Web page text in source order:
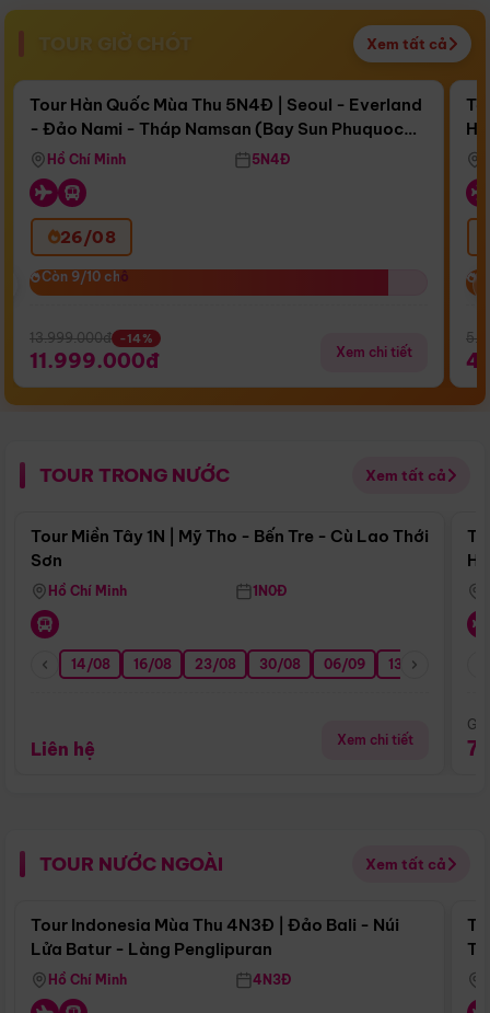
TOUR GIỜ CHÓT Xem tất cả
Còn16 ngày 15:21:19
Bay Sun Phuquoc Airways
Điểm nổi bật
Tour Hàn Quốc Mùa Thu 5N4Đ | Seoul - Everland
- Đảo Nami - Tháp Namsan (Bay Sun Phuquoc
Airways)
Hồ Chí Minh 5N4Đ
26/08
Còn 9/10 chỗ
Còn 9/10 chỗ
13.999.000đ -14%
11.999.000đ Xem chi tiết
TOUR TRONG NƯỚC Xem tất cả
Điểm nổi bật
Tour Miền Tây 1N | Mỹ Tho - Bến Tre - Cù Lao Thới
Sơn
Hồ Chí Minh 1N0Đ
14/08 16/08 23/08 30/08 06/09 13/09
Liên hệ Xem chi tiết
TOUR NƯỚC NGOÀI Xem tất cả
Điểm nổi bật
Tour Indonesia Mùa Thu 4N3Đ | Đảo Bali - Núi
Lửa Batur - Làng Penglipuran
Hồ Chí Minh 4N3Đ